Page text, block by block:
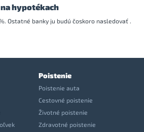
hypotékach
Ostatné banky ju budú čoskoro nasledovať .
Poistenie
Poistenie auta
Cestovné poistenie
Životné poistenie
Zdravotné poistenie